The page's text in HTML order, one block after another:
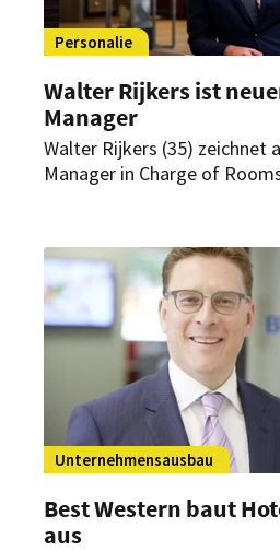
Personalie
Walter Rijkers ist
Manager
Walter Rijkers (35) zeichnet
Manager in Charge of
Bereiche der beiden
Marriott-Hotels The Westin
Sheraton München
1073 Zimmern und Suiten
Unternehmensausbau
Best Western baut
aus